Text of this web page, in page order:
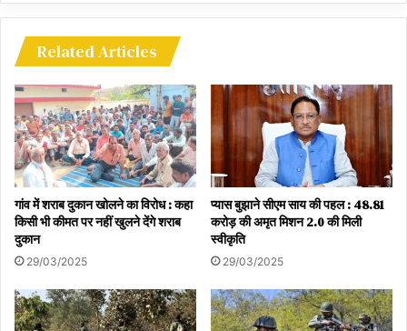
जाति-निवास प्रमाण पत्र, मनरेगा मजदूरी का भुगतान, पेंशन, बिजली और पेयजल
जैसी समस्याओं के समाधान के लिए अलग-अलग विभाग के अधिकारी उपस्थित
रहे। प्रशासन ने स्पष्ट किया है कि शिविर में प्राप्त हर आवेदन का निस्तारण
अधिकतम एक महीने की समय-सीमा के भीतर सुनिश्चित किया जाएगा।
जागरूकता और विशेष पहल
शिविरों में जिला स्तरीय अधिकारियों ने लोगों को सरकारी योजनाओं की जानकारी दी
और उनका लाभ उठाने के लिए प्रोत्साहित किया। इसके अलावा, शिविर को
यादगार बनाने और जागरूकता फैलाने के लिए कुछ विशेष कदम भी उठाए गए:
सुशासन सेल्फी पॉइंट: शिविर स्थल पर बनाए गए ‘सुशासन सेल्फी’ पॉइंट ग्रामीणों
के आकर्षण का केंद्र रहे।
Related Articles
गांव में शराब दुकान खोलने का विरोध : कहा
किसी भी कीमत पर नहीं खुलने देंगे शराब
दुकान
29/03/2025
प्यास बुझाने सीएम साय की पहल : 48.81
करोड़ की अमृत मिशन 2.0 की मिली
स्वीकृति
29/03/2025